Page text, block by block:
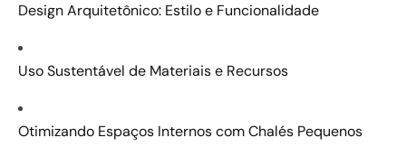
Design Arquitetônico: Estilo e Funcionalidade
Uso Sustentável de Materiais e Recursos
Otimizando Espaços Internos com Chalés Pequenos